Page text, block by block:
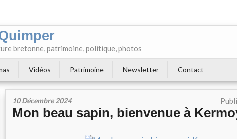
bretonne, patrimoine, politique, photos
Vidéos Patrimoine Newsletter Contact
10 Décembre 2024
Mon beau sapin, bienvenue à